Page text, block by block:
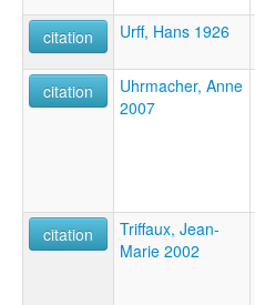
citation
Urff, Hans 1926
citation
Uhrmacher, Anne
2007
citation
Triffaux, Jean-
Marie 2002